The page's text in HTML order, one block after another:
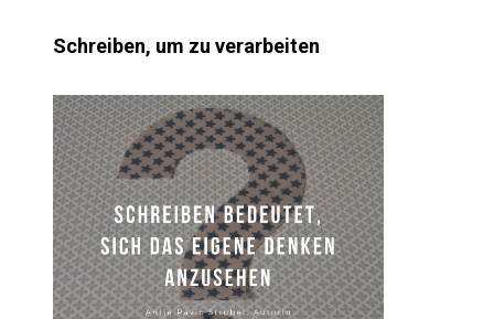
Schreiben, um zu verarbeiten